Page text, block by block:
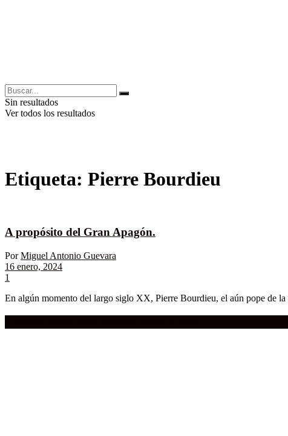
Sin resultados
Ver todos los resultados
Etiqueta: Pierre Bourdieu
A propósito del Gran Apagón.
Por Miguel Antonio Guevara
16 enero, 2024
1
En algún momento del largo siglo XX, Pierre Bourdieu, el aún pope de